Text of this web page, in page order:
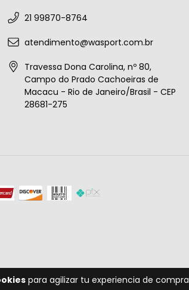
para agilizar tu experiencia de
21 99870-8764
atendimento@wasport.com.br
Travessa Dona Carolina, nº 80,
Campo do Prado Cachoeiras de
Macacu - Rio de Janeiro/Brasil - CEP
28681-275